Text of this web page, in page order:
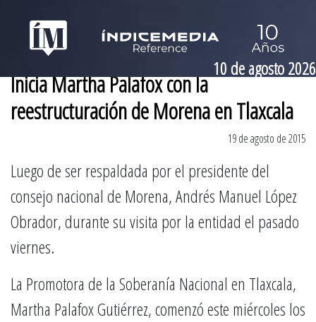
10 de agosto 2026
Inicia Martha Palafox con la
reestructuración de Morena en Tlaxcala
19 de agosto de 2015
Luego de ser respaldada por el presidente del
consejo nacional de Morena, Andrés Manuel López
Obrador, durante su visita por la entidad el pasado
viernes.
La Promotora de la Soberanía Nacional en Tlaxcala,
Martha Palafox Gutiérrez, comenzó este miércoles los